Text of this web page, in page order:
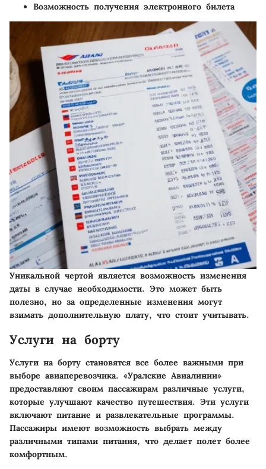
Возможность получения электронного билета
Уникальной чертой является возможность изменения
даты в случае необходимости. Это может быть
полезно, но за определенные изменения могут
взимать дополнительную плату, что стоит учитывать.
Услуги на борту
Услуги на борту становятся все более важными при
выборе авиаперевозчика. «Уралские Авиалинии»
предоставляют своим пассажирам различные услуги,
которые улучшают качество путешествия. Эти услуги
включают питание и развлекательные программы.
Пассажиры имеют возможность выбрать между
различными типами питания, что делает полет более
комфортным.